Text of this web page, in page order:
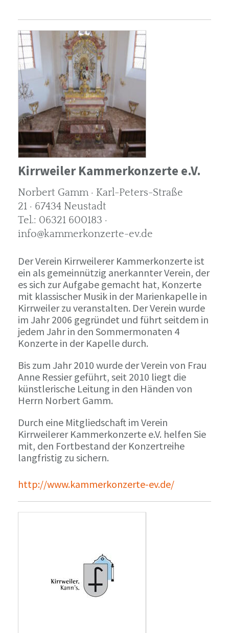
Kirrweiler Kammerkonzerte e.V.
Norbert Gamm · Karl-Peters-Straße
21 · 67434 Neustadt
Tel.: 06321 600183 ·
info@kammerkonzerte-ev.de
Der Verein Kirrweilerer Kammerkonzerte ist
ein als gemeinnützig anerkannter Verein, der
es sich zur Aufgabe gemacht hat, Konzerte
mit klassischer Musik in der Marienkapelle in
Kirrweiler zu veranstalten. Der Verein wurde
im Jahr 2006 gegründet und führt seitdem in
jedem Jahr in den Sommermonaten 4
Konzerte in der Kapelle durch.
Bis zum Jahr 2010 wurde der Verein von Frau
Anne Ressier geführt, seit 2010 liegt die
künstlerische Leitung in den Händen von
Herrn Norbert Gamm.
Durch eine Mitgliedschaft im Verein
Kirrweilerer Kammerkonzerte e.V. helfen Sie
mit, den Fortbestand der Konzertreihe
langfristig zu sichern.
http://www.kammerkonzerte-ev.de/